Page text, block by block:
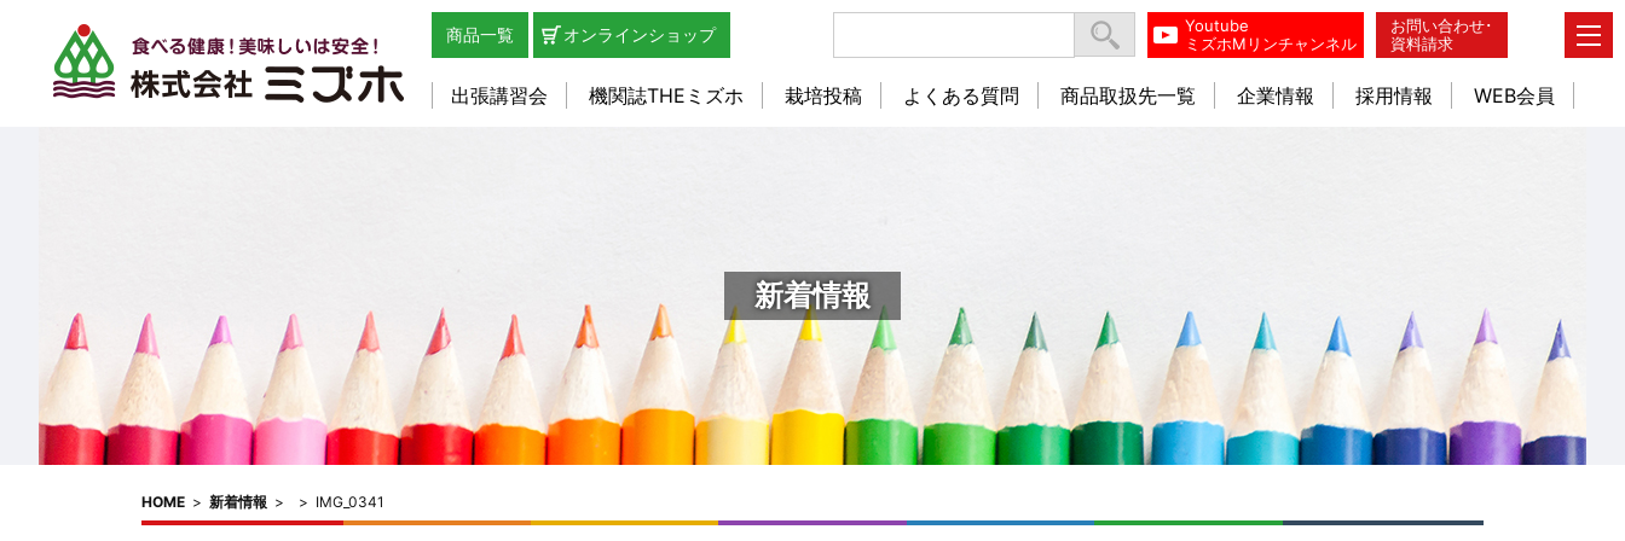
お問い合わせ･
資料請求
Youtube
ミズホMリンチャンネル
商品一覧 オンラインショップ
出張講習会 機関誌THEミズホ 栽培投稿 よくある質問 商品取扱先一覧 企業情報 採用情報 WEB会員
新着情報
HOME > 新着情報 > > IMG_0341